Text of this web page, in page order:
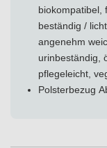
biokompatibel,
beständig /
angenehm
urinbeständig,
pflegeleicht,
Polsterbezug